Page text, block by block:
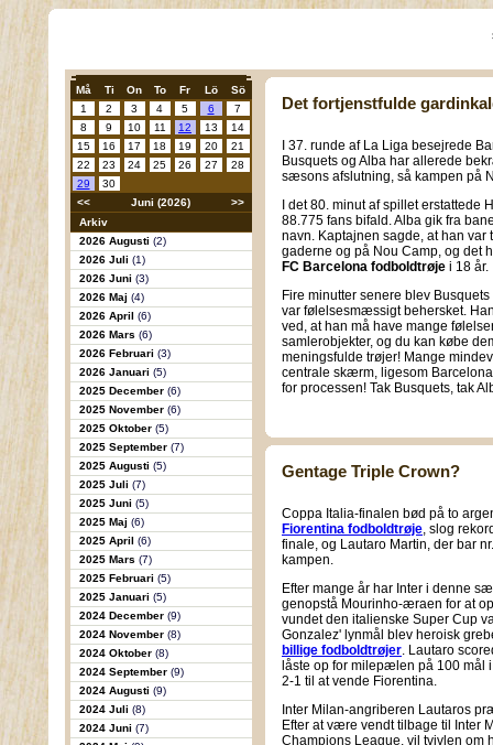
Må Ti On To Fr Lö
Sö
1
2 3 4 5 6
7
8
9 10 11 12 13
14
15
16 17 18 19 20
21
22
23 24 25 26 27
28
29
30
<<
Juni (2026)
>>
Arkiv
2026 Augusti (2)
2026 Juli (1)
2026 Juni (3)
2026 Maj (4)
2026 April (6)
2026 Mars (6)
2026 Februari (3)
2026 Januari (5)
2025 December (6)
2025 November (6)
2025 Oktober (5)
2025 September (7)
2025 Augusti (5)
2025 Juli (7)
2025 Juni (5)
2025 Maj (6)
2025 April (6)
2025 Mars (7)
2025 Februari (5)
2025 Januari (5)
2024 December (9)
2024 November (8)
2024 Oktober (8)
2024 September (9)
2024 Augusti (9)
2024 Juli (8)
2024 Juni (7)
Det fortjenstfulde
I 37. runde af La Liga besejrede
Busquets og Alba har allerede
sæsons afslutning, så kampen på
I det 80. minut af spillet erstattede
88.775 fans bifald. Alba gik fra
navn. Kaptajnen sagde, at han
gaderne og på Nou Camp, og det
FC Barcelona fodboldtrøje i 18 år.
Fire minutter senere blev
var følelsesmæssigt behersket.
ved, at han må have mange
samlerobjekter, og du kan købe
meningsfulde trøjer! Mange
centrale skærm, ligesom
for processen! Tak Busquets, tak
Gentage Triple Crown?
Coppa Italia-finalen bød på to
Fiorentina fodboldtrøje, slog
finale, og Lautaro Martin, der bar
kampen.
Efter mange år har Inter i denne
genopstå Mourinho-æraen for at
vundet den italienske Super Cup
Gonzalez' lynmål blev heroisk
billige fodboldtrøjer. Lautaro
låste op for milepælen på 100 mål
2-1 til at vende Fiorentina.
Inter Milan-angriberen Lautaros
Efter at være vendt tilbage til Inter
Champions League, vil tvivlen om